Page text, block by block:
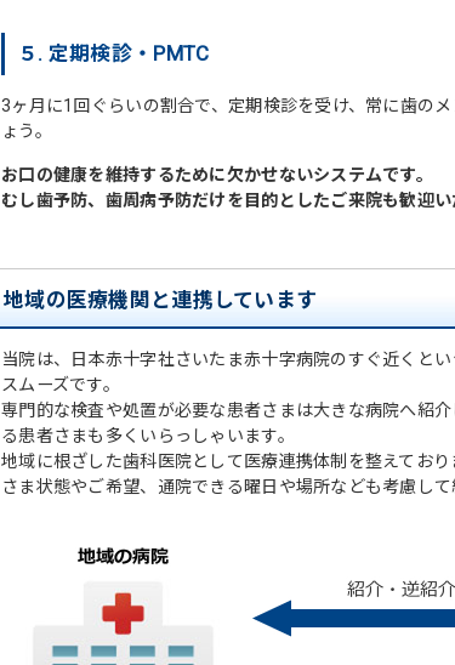
５. 定期検診・PMTC
3ヶ月に1回ぐらいの割合で、定期検診を受け、常に歯の
ょう。
お口の健康を維持するために欠かせないシステムです。
むし歯予防、歯周病予防だけを目的としたご来院も歓迎い
地域の医療機関と連携しています
当院は、日本赤十字社さいたま赤十字病院のすぐ近くと
スムーズです。
専門的な検査や処置が必要な患者さまは大きな病院へ紹
る患者さまも多くいらっしゃいます。
地域に根ざした歯科医院として医療連携体制を整えてお
さま状態やご希望、通院できる曜日や場所なども考慮して